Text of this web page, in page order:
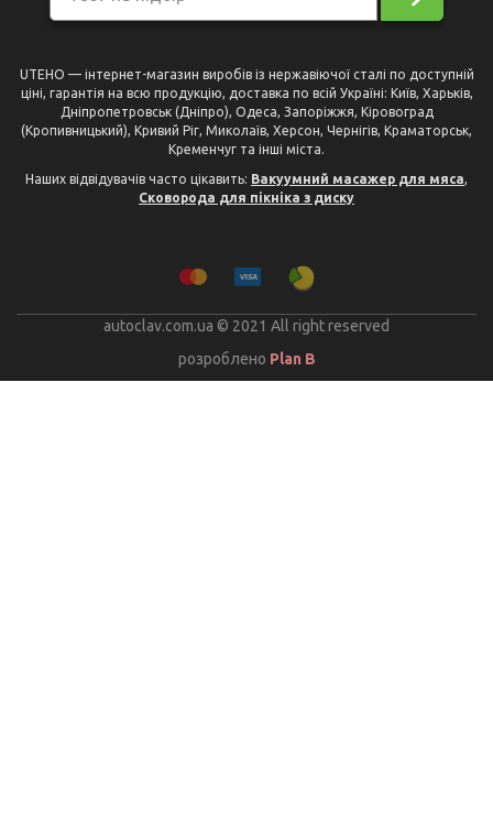
UTEHO — інтернет-магазин виробів із нержавіючої сталі по доступній
ціні, гарантія на всю продукцію, доставка по всій Україні: Київ, Харьків,
Дніпропетровськ (Дніпро), Одеса, Запоріжжя, Кіровоград
(Кропивницький), Кривий Ріг, Миколаїв, Херсон, Чернігів, Краматорськ,
Кременчуг та інші міста.
Наших відвідувачів часто цікавить: Вакуумний масажер для мяса,
Сковорода для пікніка з диску
autoclav.com.ua © 2021 All right reserved
розроблено Plan B